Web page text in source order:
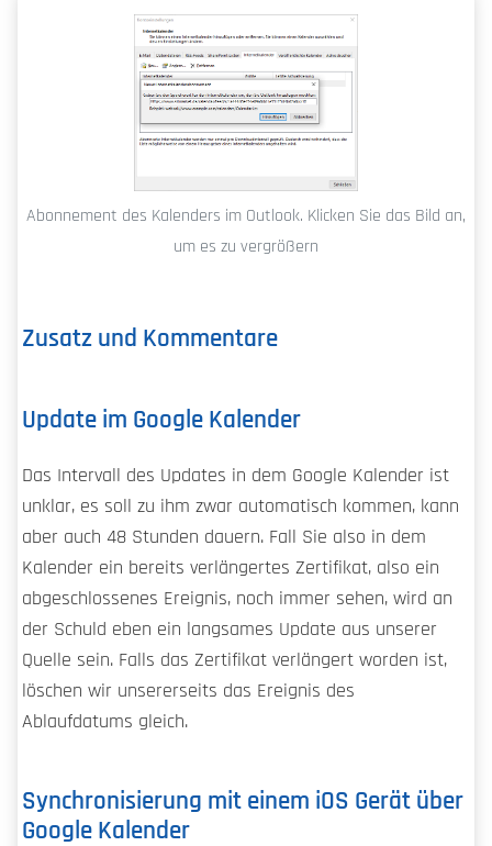
Abonnement des Kalenders im Outlook. Klicken Sie das Bild an,
um es zu vergrößern
Zusatz und Kommentare
Update im Google Kalender
Das Intervall des Updates in dem Google Kalender ist
unklar, es soll zu ihm zwar automatisch kommen, kann
aber auch 48 Stunden dauern. Fall Sie also in dem
Kalender ein bereits verlängertes Zertifikat, also ein
abgeschlossenes Ereignis, noch immer sehen, wird an
der Schuld eben ein langsames Update aus unserer
Quelle sein. Falls das Zertifikat verlängert worden ist,
löschen wir unsererseits das Ereignis des
Ablaufdatums gleich.
Synchronisierung mit einem iOS Gerät über
Google Kalender